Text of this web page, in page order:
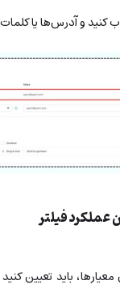
کنید و آدرس‌ها یا